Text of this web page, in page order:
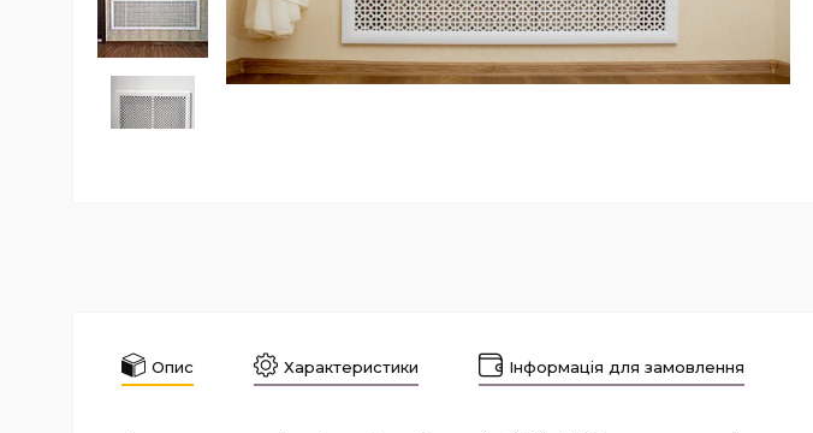
Опис Характеристики Інформація для замовлення